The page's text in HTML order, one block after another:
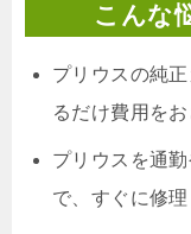
こんな
プリウスの純
るだけ費用をお
プリウスを通
で、すぐに修理